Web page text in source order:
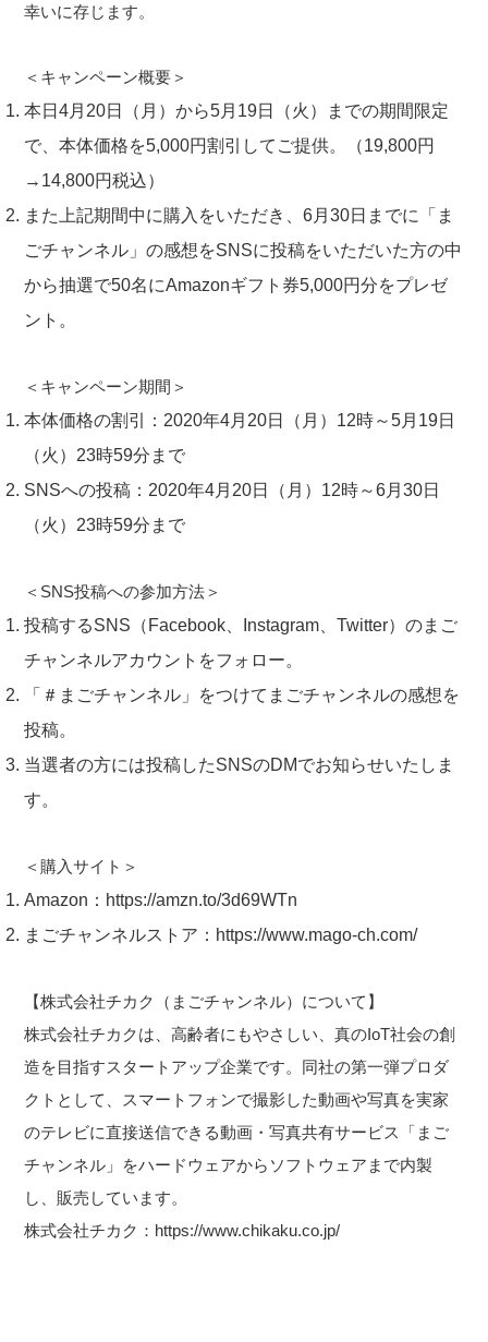
幸いに存じます。
＜キャンペーン概要＞
本日4月20日（月）から5月19日（火）までの期間限定
で、本体価格を5,000円割引してご提供。（19,800円
→14,800円税込）
また上記期間中に購入をいただき、6月30日までに「ま
ごチャンネル」の感想をSNSに投稿をいただいた方の中
から抽選で50名にAmazonギフト券5,000円分をプレゼ
ント。
＜キャンペーン期間＞
本体価格の割引：2020年4月20日（月）12時～5月19日
（火）23時59分まで
SNSへの投稿：2020年4月20日（月）12時～6月30日
（火）23時59分まで
＜SNS投稿への参加方法＞
投稿するSNS（Facebook、Instagram、Twitter）のまご
チャンネルアカウントをフォロー。
「＃まごチャンネル」をつけてまごチャンネルの感想を
投稿。
当選者の方には投稿したSNSのDMでお知らせいたしま
す。
＜購入サイト＞
Amazon： https://amzn.to/3d69WTn
まごチャンネルストア： https://www.mago-ch.com/
【株式会社チカク（まごチャンネル）について】
株式会社チカクは、高齢者にもやさしい、真のIoT社会の創
造を目指すスタートアップ企業です。同社の第一弾プロダ
クトとして、スマートフォンで撮影した動画や写真を実家
のテレビに直接送信できる動画・写真共有サービス「まご
チャンネル」をハードウェアからソフトウェアまで内製
し、販売しています。
株式会社チカク： https://www.chikaku.co.jp/